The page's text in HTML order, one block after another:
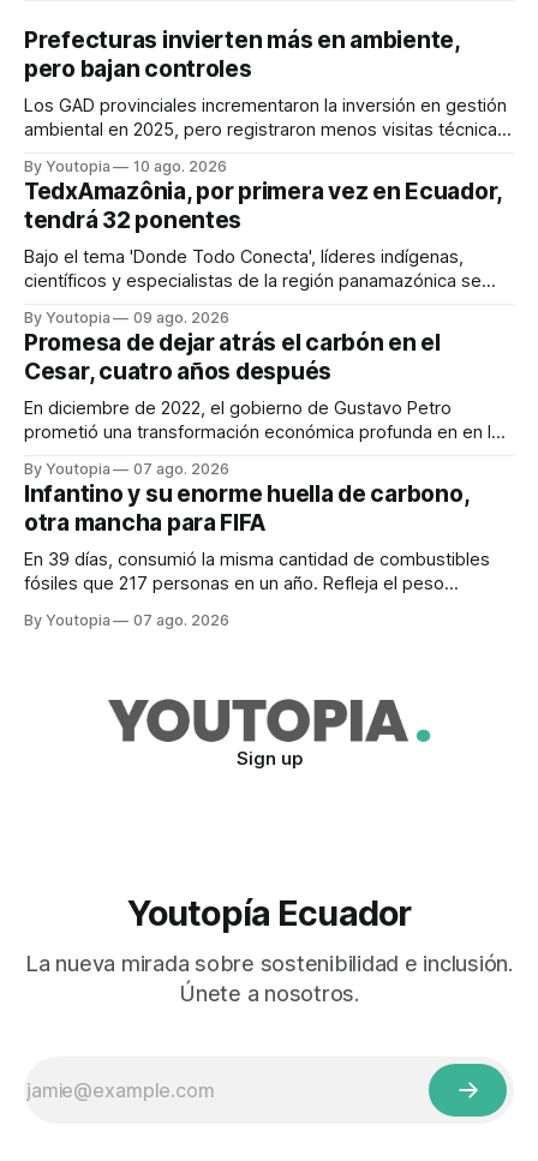
Prefecturas invierten más en ambiente,
pero bajan controles
Los GAD provinciales incrementaron la inversión en gestión
ambiental en 2025, pero registraron menos visitas técnicas
By Youtopia 10 ago. 2026
TedxAmazônia, por primera vez en Ecuador,
tendrá 32 ponentes
Bajo el tema 'Donde Todo Conecta', líderes indígenas,
científicos y especialistas de la región panamazónica se
By Youtopia 09 ago. 2026
Promesa de dejar atrás el carbón en el
Cesar, cuatro años después
En diciembre de 2022, el gobierno de Gustavo Petro
prometió una transformación económica profunda en en la
By Youtopia 07 ago. 2026
Infantino y su enorme huella de carbono,
otra mancha para FIFA
En 39 días, consumió la misma cantidad de combustibles
fósiles que 217 personas en un año. Refleja el peso
By Youtopia 07 ago. 2026
Sign up
Youtopía Ecuador
La nueva mirada sobre sostenibilidad e inclusión.
Únete a nosotros.